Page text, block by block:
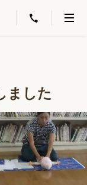
ました